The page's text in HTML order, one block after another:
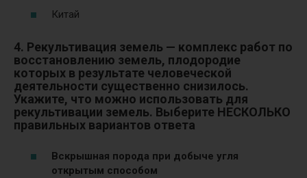
Китай
4. Рекультивация земель — комплекс работ по
восстановлению земель, плодородие
которых в результате человеческой
деятельности существенно снизилось.
Укажите, что можно использовать для
рекультивации земель. Выберите НЕСКОЛЬКО
правильных вариантов ответа
Вскрышная порода при добыче угля
открытым способом